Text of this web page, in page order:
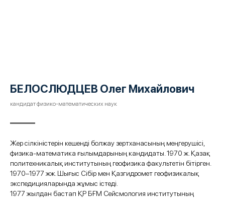
БЕЛОСЛЮДЦЕВ Олег Михайлович
кандидат физико-математических наук
Жер сілкіністерін кешенді болжау зертханасының меңгерушісі,
физика-математика ғылымдарының кандидаты. 1970 ж. Қазақ
политехникалық институтының геофизика факультетін бітірген.
1970–1977 жж. Шығыс Сібір мен Қазгидромет геофизикалық
экспедицияларында жұмыс істеді.
1977 жылдан бастап ҚР БҒМ Сейсмология институтының